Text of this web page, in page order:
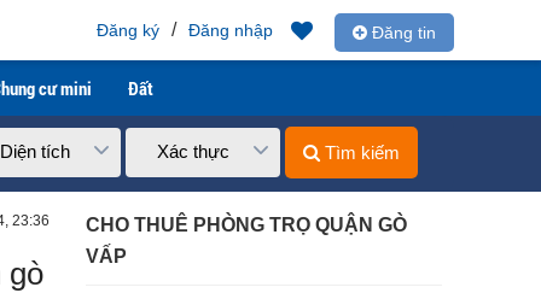
Đăng tin
Đăng nhập
/
Đăng ký
cư mini Đất
Diện tích Xác thực Tìm kiếm
23:36
gò
CHO THUÊ PHÒNG TRỌ QUẬN GÒ
VẤP